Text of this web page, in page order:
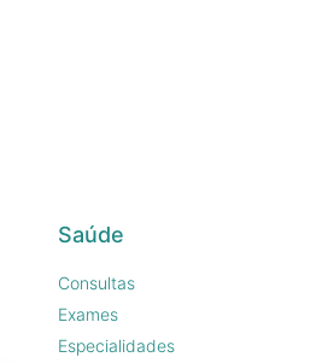
Saúde
Consultas
Exames
Especialidades